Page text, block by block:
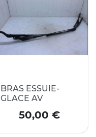
BRAS ESSUIE-
GLACE AV
Prix
50,00 €